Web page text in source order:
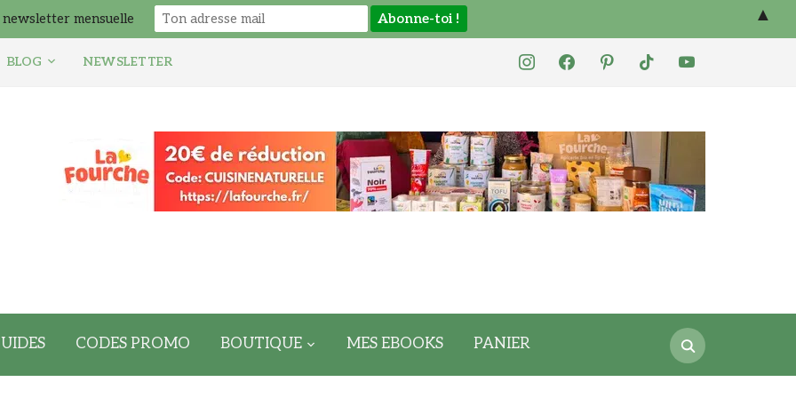
instagramfacebookpinteresttiktok youtube
BLOG NEWSLETTER
Search
for:
CODES PROMO BOUTIQUE MES EBOOKS PANIER
newsletter mensuelle ▲